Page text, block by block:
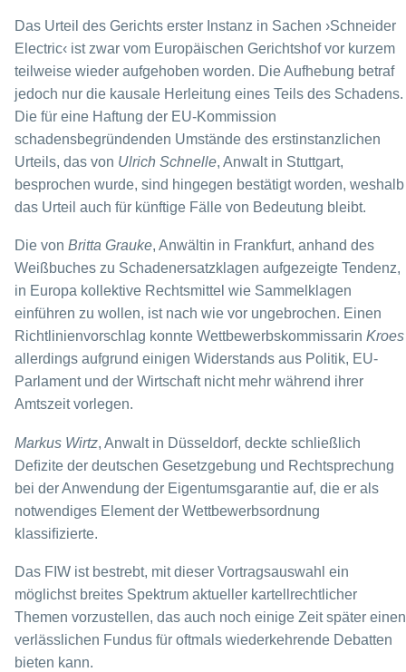
Das Urteil des Gerichts erster Instanz in Sachen ›Schneider
Electric‹ ist zwar vom Europäischen Gerichtshof vor kurzem
teilweise wieder aufgehoben worden. Die Auf­hebung betraf
jedoch nur die kausale Herleitung eines Teils des Schadens.
Die für eine Haftung der EU-Kommission
schadensbegründenden Umstände des erstinstanzlichen
Urteils, das von Ulrich Schnelle, Anwalt in Stuttgart,
besprochen wurde, sind hingegen bestätigt worden, weshalb
das Urteil auch für künftige Fälle von Bedeutung bleibt.
Die von Britta Grauke, Anwältin in Frankfurt, anhand des
Weißbuches zu Schaden­ersatzklagen aufgezeigte Tendenz,
in Europa kollektive Rechtsmittel wie Sammelklagen
einführen zu wollen, ist nach wie vor ungebrochen. Einen
Richtlinienvorschlag konnte Wettbewerbskommissarin Kroes
allerdings aufgrund einigen Widerstands aus Politik, EU-
Parlament und der Wirtschaft nicht mehr während ihrer
Amtszeit vorlegen.
Markus Wirtz, Anwalt in Düsseldorf, deckte schließlich
Deﬁzite der deutschen Ge­setzgebung und Rechtsprechung
bei der Anwendung der Eigentumsgarantie auf, die er als
notwendiges Element der Wettbewerbsordnung
klassiﬁzierte.
Das FIW ist bestrebt, mit dieser Vortragsauswahl ein
möglichst breites Spektrum ak­tueller kartellrechtlicher
Themen vorzustellen, das auch noch einige Zeit später einen
verlässlichen Fundus für oftmals wiederkehrende Debatten
bieten kann.